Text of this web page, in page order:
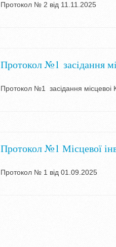
Протокол № 2 від 11.11.2025
Протокол №1 засiдання
Протокол №1 засiдання мiсцевоi
Протокол №1 Місцевої
Протокол № 1 від 01.09.2025